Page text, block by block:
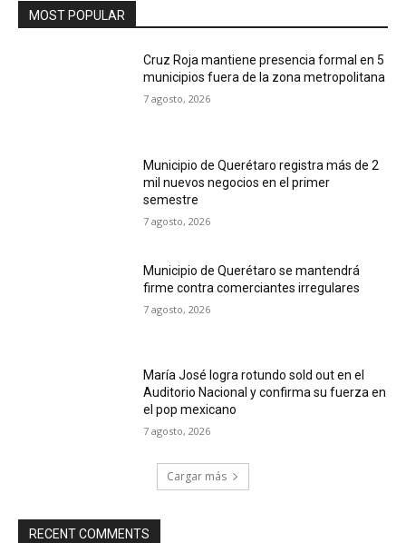
MOST POPULAR
Cruz Roja mantiene presencia formal en 5
municipios fuera de la zona metropolitana
7 agosto, 2026
Municipio de Querétaro registra más de 2
mil nuevos negocios en el primer
semestre
7 agosto, 2026
Municipio de Querétaro se mantendrá
firme contra comerciantes irregulares
7 agosto, 2026
María José logra rotundo sold out en el
Auditorio Nacional y confirma su fuerza en
el pop mexicano
7 agosto, 2026
Cargar más
RECENT COMMENTS